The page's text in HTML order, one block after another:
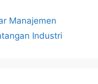
Manajemen
Industri